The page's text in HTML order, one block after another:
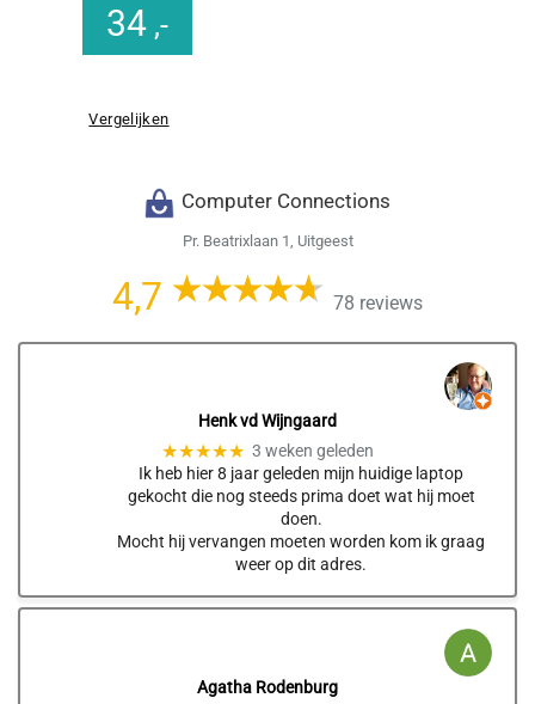
34,-
Vergelijken
Computer Connections
Pr. Beatrixlaan 1, Uitgeest
4,7 78 reviews
Henk vd Wijngaard
★★★★★ 3 weken geleden
Ik heb hier 8 jaar geleden mijn huidige laptop
gekocht die nog steeds prima doet wat hij moet
doen.
Mocht hij vervangen moeten worden kom ik graag
weer op dit adres.
Agatha Rodenburg